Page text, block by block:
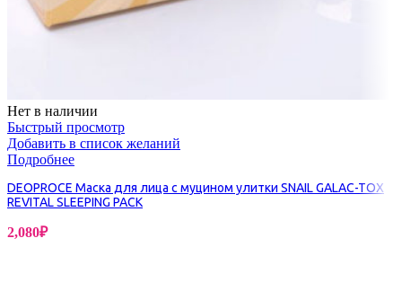
Нет в наличии
Быстрый просмотр
Добавить в список желаний
Подробнее
DEOPROCE Маска для лица с муцином улитки SNAIL GALAC-TOX
REVITAL SLEEPING PACK
2,080₽